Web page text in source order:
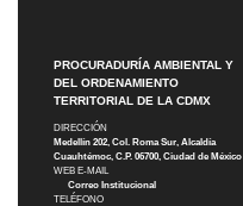
PROCURADURÍA AMBIENTAL Y
DEL ORDENAMIENTO
TERRITORIAL DE LA CDMX
DIRECCIÓN
Medellín 202, Col. Roma Sur, Alcaldía
Cuauhtémoc, C.P. 06700, Ciudad de México
WEB E-MAIL
Correo Institucional
TELÉFONO